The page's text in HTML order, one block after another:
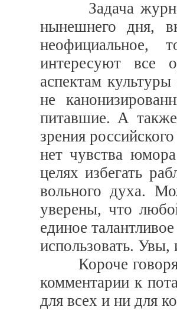
Задача журнала
нынешнего дня,
неофициальное,
интересуют все
аспектам
не
питавшие. А
зрения
нет чувства
целях избегать
вольного духа.
уверены, что
единое
использовать. Увы,
Короче
комментарии к
для всех и ни для